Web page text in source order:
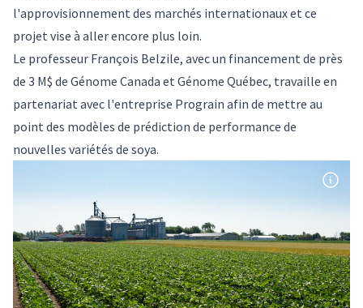
l'approvisionnement des marchés internationaux et ce
projet vise à aller encore plus loin.
Le professeur François Belzile, avec un financement de près
de 3 M$ de Génome Canada et Génome Québec, travaille en
partenariat avec l'entreprise Prograin afin de mettre au
point des modèles de prédiction de performance de
nouvelles variétés de soya.